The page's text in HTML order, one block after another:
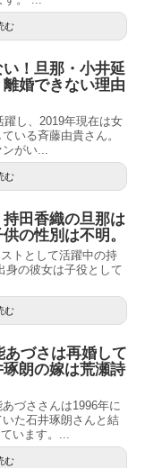
む
！旦那・小井延
婚できない理由
躍し、2019年現在は女
いる斉藤由貴さん。
ンがい...
む
持田香織の旦那は
の性別は不明。
トとして活躍中の持
身の彼女は子役として
む
あづさは再婚して
朗の嫁は荒瀬詩
づささんは1996年に
た石井琢朗さんと結
います。...
む